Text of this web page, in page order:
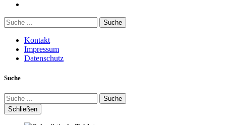
Suche
Kontakt
Impressum
Datenschutz
Suche
Suche
Schließen